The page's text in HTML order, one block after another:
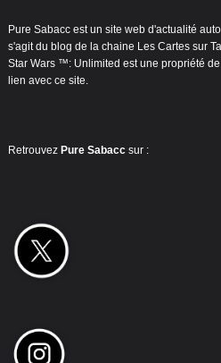
Pure Sabacc est un site web d'actualité
s'agit du blog de la chaine Les Cartes sur
Star Wars ™: Unlimited est une propriété
lien avec ce site.
Retrouvez Pure Sabacc sur :